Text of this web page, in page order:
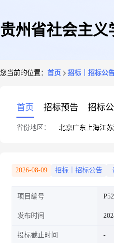
贵州省社会主义
您当前的位置： 首页 招标｜招标公
首页 招标预告 招标
省份地区： 北京广东 上海江苏
2026-08-09 招标｜招标公告
项目编号
发布时间
投标截止时间